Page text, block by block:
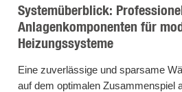
Systemüberblick:
Anlagenkomponenten für
Heizungssysteme
Eine zuverlässige und sparsame
auf dem optimalen Zusammenspiel